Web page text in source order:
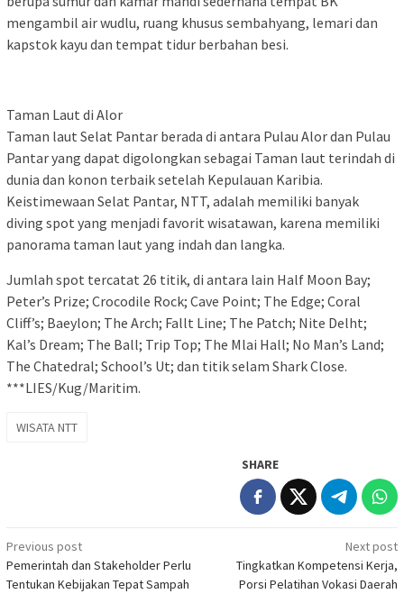
mengambil air wudlu, ruang khusus sembahyang, lemari dan
kapstok kayu dan tempat tidur berbahan besi.
Taman Laut di Alor
Taman laut Selat Pantar berada di antara Pulau Alor dan Pulau
Pantar yang dapat digolongkan sebagai Taman laut terindah di
dunia dan konon terbaik setelah Kepulauan Karibia.
Keistimewaan Selat Pantar, NTT, adalah memiliki banyak
diving spot yang menjadi favorit wisatawan, karena memiliki
panorama taman laut yang indah dan langka.
Jumlah spot tercatat 26 titik, di antara lain Half Moon Bay;
Peter’s Prize; Crocodile Rock; Cave Point; The Edge; Coral
Cliff’s; Baeylon; The Arch; Fallt Line; The Patch; Nite Delht;
Kal’s Dream; The Ball; Trip Top; The Mlai Hall; No Man’s Land;
The Chatedral; School’s Ut; dan titik selam Shark Close.
***LIES/Kug/Maritim.
WISATA NTT
SHARE
Post
navigation
Previous post
Pemerintah dan Stakeholder Perlu
Tentukan Kebijakan Tepat Sampah
Next post
Tingkatkan Kompetensi Kerja,
Porsi Pelatihan Vokasi Daerah